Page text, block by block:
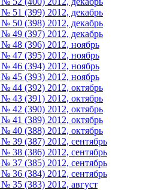
51 (399) 2012, декабрь
50 (398) 2012, декабрь
49 (397) 2012, декабрь
№ 48 (396) 2012, ноябрь
№ 47 (395) 2012, ноябрь
№ 46 (394) 2012, ноябрь
№ 45 (393) 2012, ноябрь
44 (392) 2012, октябрь
43 (391) 2012, октябрь
42 (390) 2012, октябрь
41 (389) 2012, октябрь
40 (388) 2012, октябрь
39 (387) 2012, сентябрь
38 (386) 2012, сентябрь
37 (385) 2012, сентябрь
36 (384) 2012, сентябрь
35 (383) 2012, август